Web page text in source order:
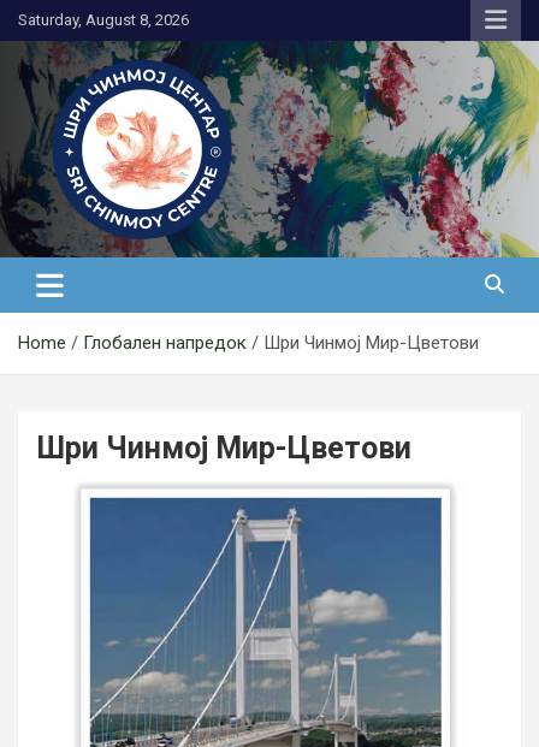
Skip
to
content
Saturday, August 8, 2026
Медитација
Home Глобален напредок Шри Чинмој Мир-Цветови
Шри Чинмој Мир-Цветови